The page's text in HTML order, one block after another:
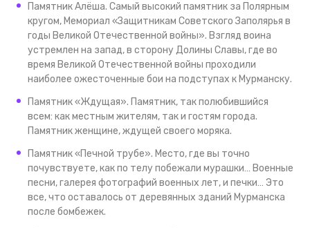
Памятник Алёша. Самый высокий памятник за Полярным
кругом, Мемориал «Защитникам Советского Заполярья в
годы Великой Отечественной войны». Взгляд воина
устремлен на запад, в сторону Долины Славы, где во
время Великой Отечественной войны проходили
наиболее ожесточенные бои на подступах к Мурманску.
Памятник «Ждущая». Памятник, так полюбившийся
всем: как местным жителям, так и гостям города.
Памятник женщине, ждущей своего моряка.
Памятник «Печной трубе». Место, где вы точно
почувствуете, как по телу побежали мурашки… Военные
песни, галерея фотографий военных лет, и печки… Это
все, что оставалось от деревянных зданий Мурманска
после бомбежек.